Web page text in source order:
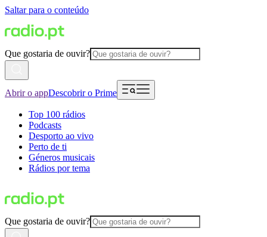
Saltar para o conteúdo
Que gostaria de ouvir?
Abrir o appDescobrir o Prime
Top 100 rádios
Podcasts
Desporto ao vivo
Perto de ti
Géneros musicais
Rádios por tema
Que gostaria de ouvir?